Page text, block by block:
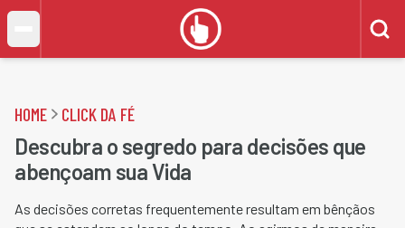
HOME CLICK DA FÉ
Descubra o segredo para decisões que
abençoam sua Vida
As decisões corretas frequentemente resultam em bênçãos